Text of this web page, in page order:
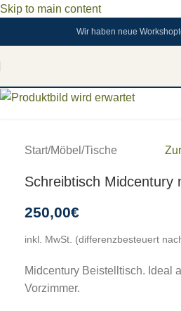
Skip to main content
Wir haben neue
Start/Möbel /Tische
Schreibtisch Midcentury
250,00€
inkl. MwSt. (differenzbesteuert
Midcentury Beistelltisch. Ideal
Vorzimmer.